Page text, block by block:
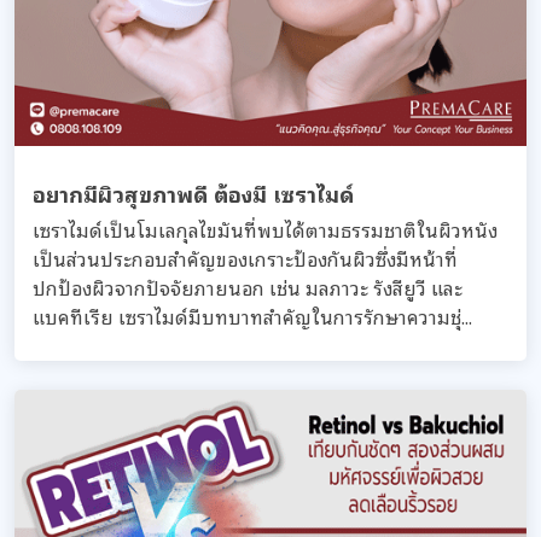
อยากมีผิวสุขภาพดี ต้องมี เซราไมด์
เซราไมด์เป็นโมเลกุลไขมันที่พบได้ตามธรรมชาติในผิวหนัง
เป็นส่วนประกอบสำคัญของเกราะป้องกันผิวซึ่งมีหน้าที่
ปกป้องผิวจากปัจจัยภายนอก เช่น มลภาวะ รังสียูวี และ
แบคทีเรีย เซราไมด์มีบทบาทสำคัญในการรักษาความชุ่...